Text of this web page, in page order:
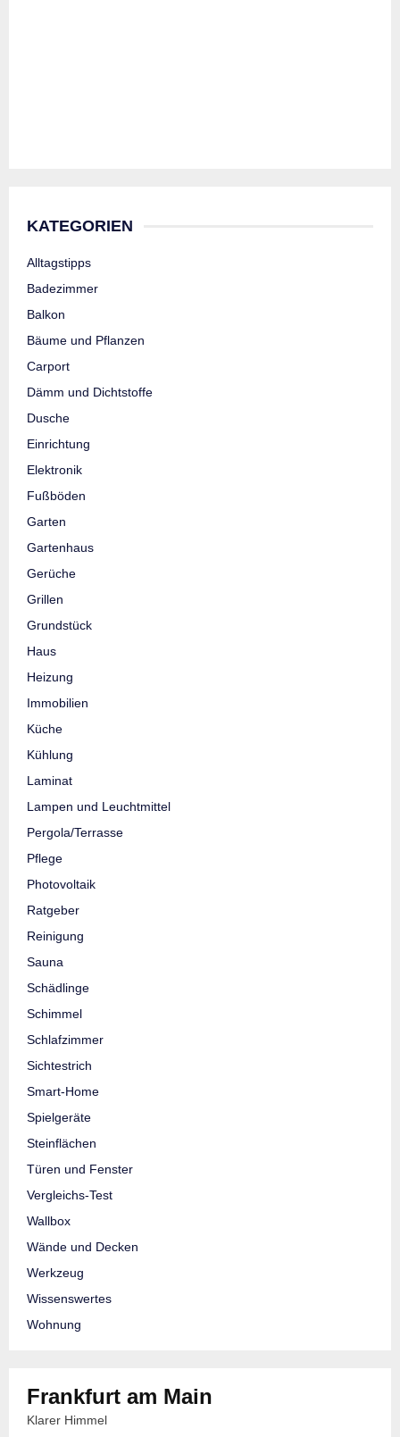
KATEGORIEN
Alltagstipps
Badezimmer
Balkon
Bäume und Pflanzen
Carport
Dämm und Dichtstoffe
Dusche
Einrichtung
Elektronik
Fußböden
Garten
Gartenhaus
Gerüche
Grillen
Grundstück
Haus
Heizung
Immobilien
Küche
Kühlung
Laminat
Lampen und Leuchtmittel
Pergola/Terrasse
Pflege
Photovoltaik
Ratgeber
Reinigung
Sauna
Schädlinge
Schimmel
Schlafzimmer
Sichtestrich
Smart-Home
Spielgeräte
Steinflächen
Türen und Fenster
Vergleichs-Test
Wallbox
Wände und Decken
Werkzeug
Wissenswertes
Wohnung
Frankfurt am Main
Klarer Himmel